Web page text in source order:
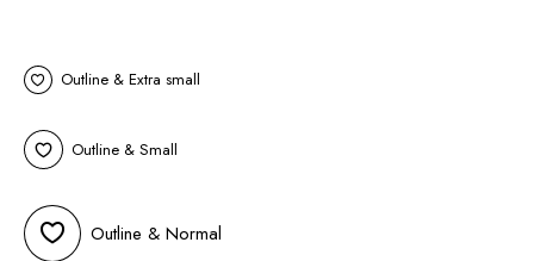
Outline & Extra small
Outline & Small
Outline & Normal